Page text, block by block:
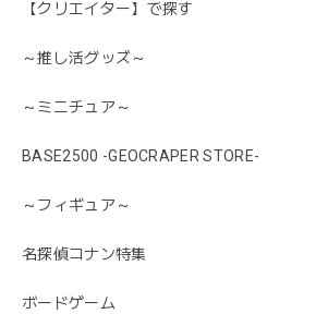
【クリエイター】で探す
～推し活グッズ～
～ミニチュア～
BASE2500 -GEOCRAPER STORE-
～フィギュア～
名探偵コナン特集
ボードゲーム